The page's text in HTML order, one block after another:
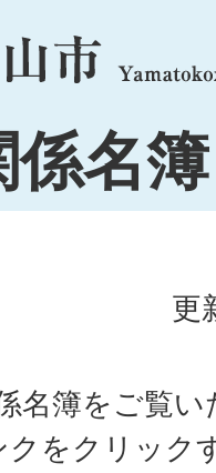
menu
係名簿
更
名簿をご覧
をクリック